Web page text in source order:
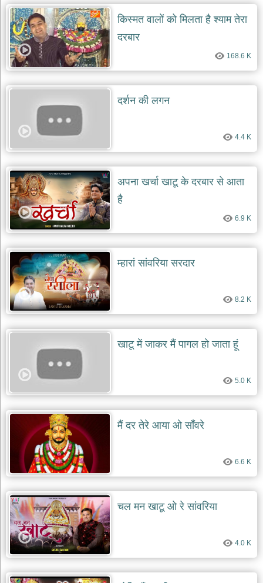
भजन
जोड़ें
add
bhajans
किस्मत वालों को मिलता है श्याम तेरा
दरबार
168.6 K
दर्शन की लगन
4.4 K
अपना खर्चा खाटू के दरबार से आता
है
6.9 K
म्हारां सांवरिया सरदार
8.2 K
खाटू में जाकर मैं पागल हो जाता हूं
5.0 K
मैं दर तेरे आया ओ साँवरे
6.6 K
चल मन खाटू ओ रे सांवरिया
4.0 K